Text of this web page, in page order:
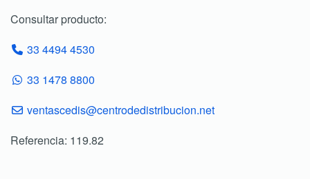
Consultar producto:
33 4494 4530
33 1478 8800
ventascedis@centrodedistribucion.net
Referencia: 119.82